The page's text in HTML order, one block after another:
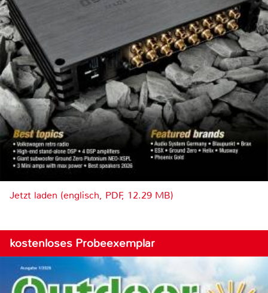
Jetzt laden (englisch, PDF, 12.29 MB)
kostenloses Probeexemplar